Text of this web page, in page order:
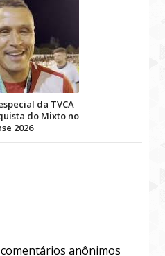
da TVCA
do Mixto no
2026
anônimos